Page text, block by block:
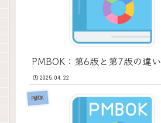
PMBOK：第6版と第7版の違い
2025.04.22
PMBOK